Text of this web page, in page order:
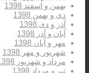
بهمن و اسفند 1398
دی و بهمن 1398
آذر و دی 1398
آبان و آذر 1398
مهر و آبان 1398
شهریور و مهر 1398
مرداد و شهریور 1398
تیر و مرداد 1398